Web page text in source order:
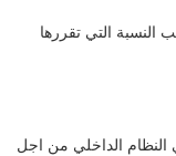
التي تقررها
النظام الداخلي من اجل